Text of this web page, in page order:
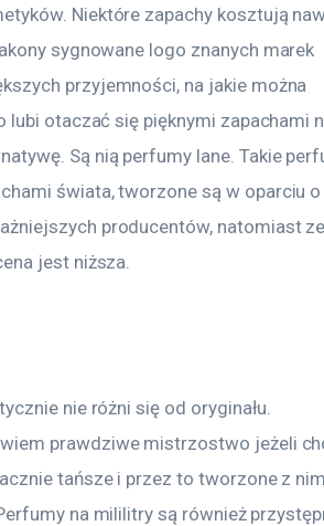
Niektóre zapachy kosztują
sygnowane logo znanych marek
przyjemności, na jakie można
otaczać się pięknymi zapachami
Są nią perfumy lane. Takie
świata, tworzone są w oparciu o
producentów, natomiast ze
jest niższa.
nie różni się od oryginału.
prawdziwe mistrzostwo jeżeli
tańsze i przez to tworzone z
na mililitry są również